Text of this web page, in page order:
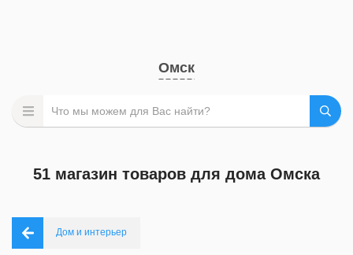
Омск
51 магазин товаров для дома Омска
Дом и интерьер